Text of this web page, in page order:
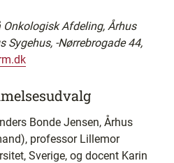
Afdeling, Århus
Sygehus, -Nørrebrogade 44,
Bonde Jensen, Århus
professor Lillemor
Sverige, og docent Karin